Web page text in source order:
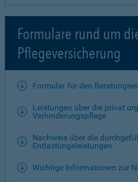
Formulare rund um
Pflegeversicherung
Formular für den
Leistungen über die privat
Verhinderungspflege
Nachweis über die
Entlastungsleistungen
Wichtige Informationen zur